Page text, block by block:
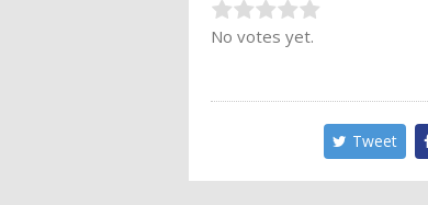
Rate this item:
No votes yet.
Tweet